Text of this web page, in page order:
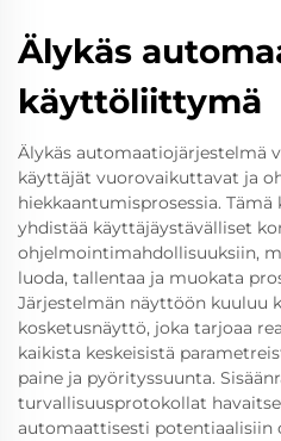
Älykäs
käyttöliittymä
Älykäs automaatiojärjestelmä
käyttäjät vuorovaikuttavat ja
hiekkaantumisprosessia.
yhdistää käyttäjäystävälliset
ohjelmointimahdollisuuksiin,
luoda, tallentaa ja muokata
Järjestelmän näyttöön kuuluu
kosketusnäyttö, joka tarjoaa
kaikista keskeisistä
paine ja pyörityssuunta.
turvallisuusprotokollat
automaattisesti potentiaalisiin